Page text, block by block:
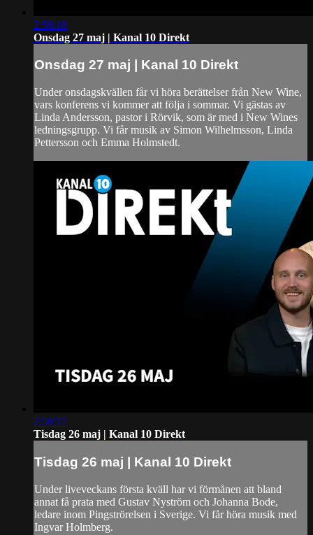
2:59:18
Onsdag 27 maj | Kanal 10 Direkt
Onsdag 27 maj | Kanal 10 Direkt
Under onsdagskvällen får vi höra berättelser från New Wine,
vars konferens vi kommer att följa i sommar. Vi gästas av
Linda Andersson, pastor i Rörvik, som är med i New Wines
ledningsgrupp. Vi får musik av Simon Wilhelmsson, Linda
Pettersson och Emma Holmstedt.
2:58:17
Tisdag 26 maj | Kanal 10 Direkt
Tisdag 26 maj | Kanal 10 Direkt
Under liveveckans första kväll har vi förmånen att bland
annat få prata med Gustav Nyström och Johanna Bode,
ledare inom Pingströrelsen i Sverige. Vi får höra musik med
Ingvar Holmberg.